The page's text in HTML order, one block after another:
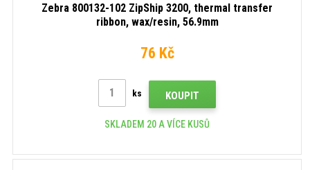
Zebra 800132-102 ZipShip 3200, thermal transfer
ribbon, wax/resin, 56.9mm
76 Kč
ks KOUPIT
SKLADEM 20 A VÍCE KUSŮ